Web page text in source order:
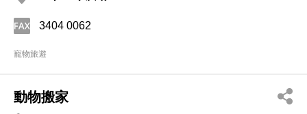
3404 0062
寵物旅遊
動物搬家